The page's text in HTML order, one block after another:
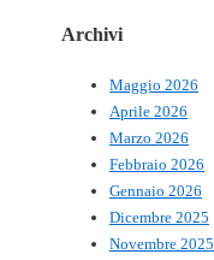
Archivi
Maggio 2026
Aprile 2026
Marzo 2026
Febbraio 2026
Gennaio 2026
Dicembre 2025
Novembre 2025